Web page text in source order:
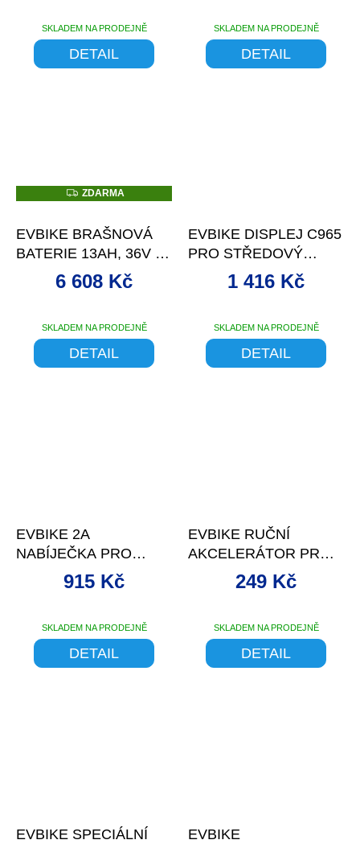
SKLADEM NA PRODEJNĚ
DETAIL
SKLADEM NA PRODEJNĚ
DETAIL
Z
D
M
A
ZDARMA
EVBIKE BRAŠNOVÁ
BATERIE 13AH, 36V V
MENŠÍM PROVEDENÍ
SKLADEM NA PRODEJNĚ
6 608 Kč
DETAIL
EVBIKE DISPLEJ C965
PRO STŘEDOVÝ
POHON
SKLADEM NA PRODEJNĚ
1 416 Kč
DETAIL
EVBIKE 2A
NABÍJEČKA PRO
BATERIE 48V
Průměrné
hodnocení
produktu
SKLADEM NA PRODEJNĚ
915 Kč
DETAIL
EVBIKE RUČNÍ
AKCELERÁTOR PRO
PŘÍMÝ POHON
SKLADEM NA PRODEJNĚ
249 Kč
DETAIL
EVBIKE SPECIÁLNÍ
EVBIKE